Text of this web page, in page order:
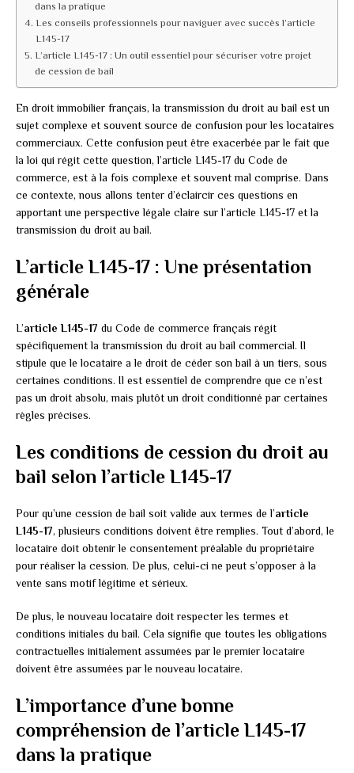
dans la pratique
Les conseils professionnels pour naviguer avec succès l’article
L145-17
L’article L145-17 : Un outil essentiel pour sécuriser votre projet
de cession de bail
En droit immobilier français, la transmission du droit au bail est un
sujet complexe et souvent source de confusion pour les locataires
commerciaux. Cette confusion peut être exacerbée par le fait que
la loi qui régit cette question, l’article L145-17 du Code de
commerce, est à la fois complexe et souvent mal comprise. Dans
ce contexte, nous allons tenter d’éclaircir ces questions en
apportant une perspective légale claire sur l’article L145-17 et la
transmission du droit au bail.
L’article L145-17 : Une présentation
générale
L’article L145-17 du Code de commerce français régit
spécifiquement la transmission du droit au bail commercial. Il
stipule que le locataire a le droit de céder son bail à un tiers, sous
certaines conditions. Il est essentiel de comprendre que ce n’est
pas un droit absolu, mais plutôt un droit conditionné par certaines
règles précises.
Les conditions de cession du droit au
bail selon l’article L145-17
Pour qu’une cession de bail soit valide aux termes de l’article
L145-17, plusieurs conditions doivent être remplies. Tout d’abord, le
locataire doit obtenir le consentement préalable du propriétaire
pour réaliser la cession. De plus, celui-ci ne peut s’opposer à la
vente sans motif légitime et sérieux.
De plus, le nouveau locataire doit respecter les termes et
conditions initiales du bail. Cela signifie que toutes les obligations
contractuelles initialement assumées par le premier locataire
doivent être assumées par le nouveau locataire.
L’importance d’une bonne
compréhension de l’article L145-17
dans la pratique